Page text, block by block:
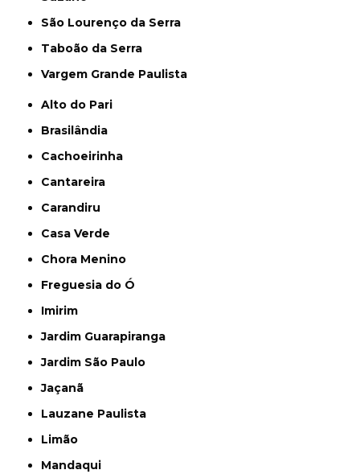
São Lourenço da Serra
Taboão da Serra
Vargem Grande Paulista
Alto do Pari
Brasilândia
Cachoeirinha
Cantareira
Carandiru
Casa Verde
Chora Menino
Freguesia do Ó
Imirim
Jardim Guarapiranga
Jardim São Paulo
Jaçanã
Lauzane Paulista
Limão
Mandaqui